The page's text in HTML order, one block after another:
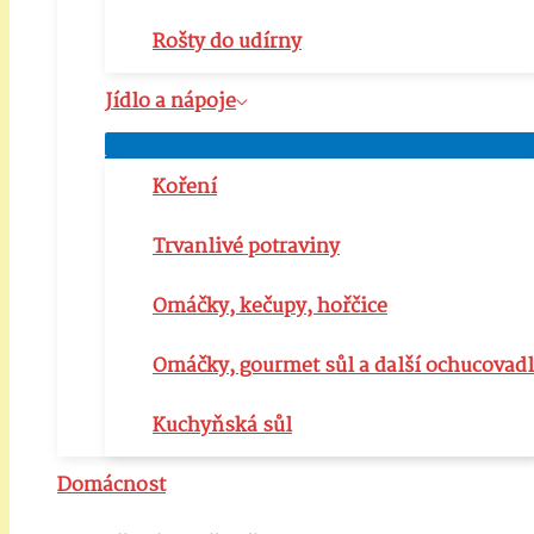
Rošty do udírny
Jídlo a nápoje
Přepínač
Koření
Trvanlivé potraviny
Omáčky, kečupy, hořčice
Omáčky, gourmet sůl a další
Kuchyňská sůl
Domácnost